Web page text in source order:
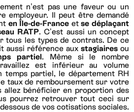
n’est pas une faveur ou un
employeur. Il peut être demandé
en Île-de-France etse déplaçant
RATP. C’est aussi un concept
tous les types de contrats. De ce
aussi référence aux stagiaires ou
partiel. Même si le nombre
est inférieur au volume
temps partiel, le département RH
taux de remboursement sur votre
allez bénéficier en proportion des
pourrez retrouver tout ceci sur
de vos cotisations sociales.